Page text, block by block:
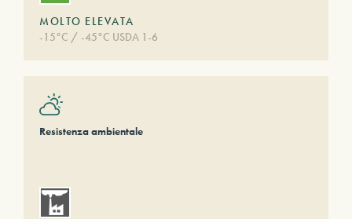
MOLTO ELEVATA
-15°C / -45°C USDA 1-6
Resistenza ambientale